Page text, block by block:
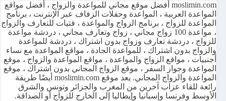
moslimin.com أفضل موقع مجاني للمواعدة والزواج ، أفضل مواقع
المواعدة العربية ، المواعدة وحفلات الزفاف عبر الإنترنت ، برنامج
المواعدة للزواج ، برنامج الزواج والمواعدة ، فتيات للتعارف والزواج
، مواعدة 100 زواج مجاني ، زواج وتعارف مجاني ، دردشة مواعدة
للزواج ، دردشة تعارف وزواج بدون اشتراك ، دردشة للمواعدة
والزواج بدون اشتراك ، للمواعدة الجادة ، مواقع المواعدة مع نساء
أجنبيات ، مواقع الزواج والمواعدة ، مواقع المواعدة والزواج ، موقع
المواعدة وجواز السفر ، موقع الزواج المجاني بدون اشتراك ، موقع
المواعدة والزواج المجاني. يعد موقع moslimin.com أيضًا طريقة
رائعة للقاء عزاب آخرين من المغرب والجزائر وتونس والشرق
الأوسط وفرنسا وإسبانيا وإيطاليا إلى الخارج للزواج أو الصداقة.